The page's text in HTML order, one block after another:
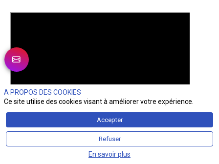
A PROPOS DES COOKIES
Ce site utilise des cookies visant à améliorer votre expérience.
Accepter
Refuser
En savoir plus